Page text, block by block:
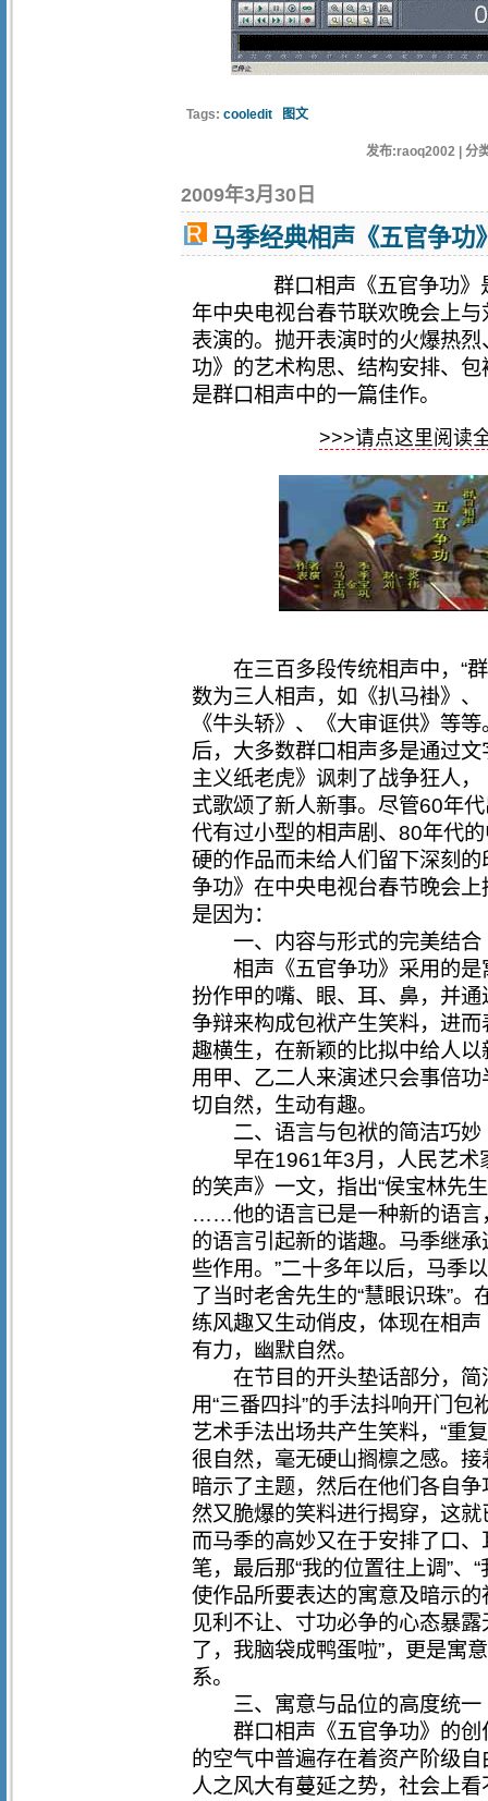
Tags: cooledit 图文
发布:raoq2002 | 分
2009年3月30日
马季经典相声《五官争功
群口相声《五官争功》是
年中央电视台春节联欢晚会上
表演的。抛开表演时的火爆热
功》的艺术构思、结构安排、
是群口相声中的一篇佳作。
>>>请点这里阅读
在三百多段传统相声中，“群
数为三人相声，如《扒马褂》
《牛头轿》、《大审诓供》等
后，大多数群口相声多是通过
主义纸老虎》讽刺了战争狂人
式歌颂了新人新事。尽管60年
代有过小型的相声剧、80年代
硬的作品而未给人们留下深刻
争功》在中央电视台春节晚会
是因为：
一、内容与形式的完美结合
相声《五官争功》采用的是
扮作甲的嘴、眼、耳、鼻，并
争辩来构成包袱产生笑料，进
趣横生，在新颖的比拟中给人
用甲、乙二人来演述只会事倍
切自然，生动有趣。
二、语言与包袱的简洁巧妙
早在1961年3月，人民艺术
的笑声》一文，指出“侯宝林先
……他的语言已是一种新的语言
的语言引起新的谐趣。马季继
些作用。”二十多年以后，马季
了当时老舍先生的“慧眼识珠”
练风趣又生动俏皮，体现在相
有力，幽默自然。
在节目的开头垫话部分，简
用“三番四抖”的手法抖响开门包
艺术手法出场共产生笑料，“重
很自然，毫无硬山搁檩之感。
暗示了主题，然后在他们各自
然又脆爆的笑料进行揭穿，这
而马季的高妙又在于安排了口
笔，最后那“我的位置往上调”、
使作品所要表达的寓意及暗示
见利不让、寸功必争的心态暴
了，我脑袋成鸭蛋啦”，更是寓
系。
三、寓意与品位的高度统一
群口相声《五官争功》的创
的空气中普遍存在着资产阶级
人之风大有蔓延之势，社会上